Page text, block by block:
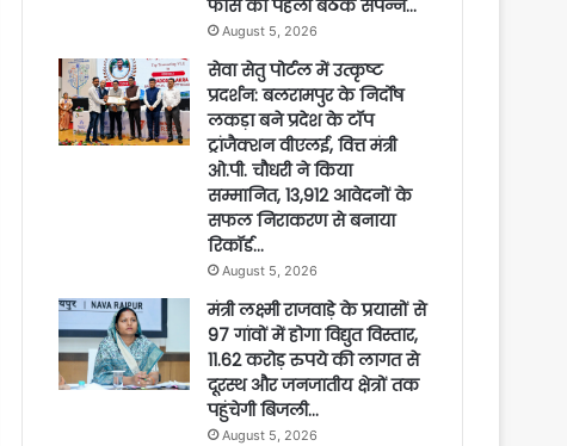
फोर्स की पहली बैठक संपन्न…
August 5, 2026
सेवा सेतु पोर्टल में उत्कृष्ट
प्रदर्शन: बलरामपुर के निर्दोष
लकड़ा बने प्रदेश के टॉप
ट्रांजैक्शन वीएलई, वित्त मंत्री
ओ.पी. चौधरी ने किया
सम्मानित, 13,912 आवेदनों के
सफल निराकरण से बनाया
रिकॉर्ड…
August 5, 2026
मंत्री लक्ष्मी राजवाड़े के प्रयासों से
97 गांवों में होगा विद्युत विस्तार,
11.62 करोड़ रुपये की लागत से
दूरस्थ और जनजातीय क्षेत्रों तक
पहुंचेगी बिजली…
August 5, 2026